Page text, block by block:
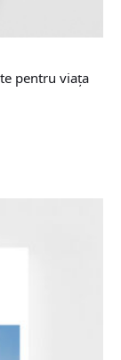
pentru viaţa